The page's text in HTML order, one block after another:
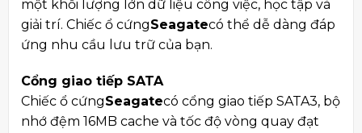
một khối lượng lớn dữ liệu công việc, học tập và
giải trí. Chiếc ổ cứngSeagatecó thể dễ dàng đáp
ứng nhu cầu lưu trữ của bạn.
Cổng giao tiếp SATA
Chiếc ổ cứngSeagatecó cổng giao tiếp SATA3, bộ
nhớ đệm 16MB cache và tốc độ vòng quay đạt